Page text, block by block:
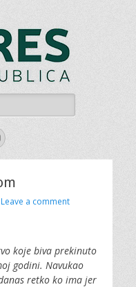
centar
za građanski
aktivizam "RES
PUBLICA"
YouTube
Leave a comment
koje biva prekinuto
godini. Navukao
retko ko ima jer